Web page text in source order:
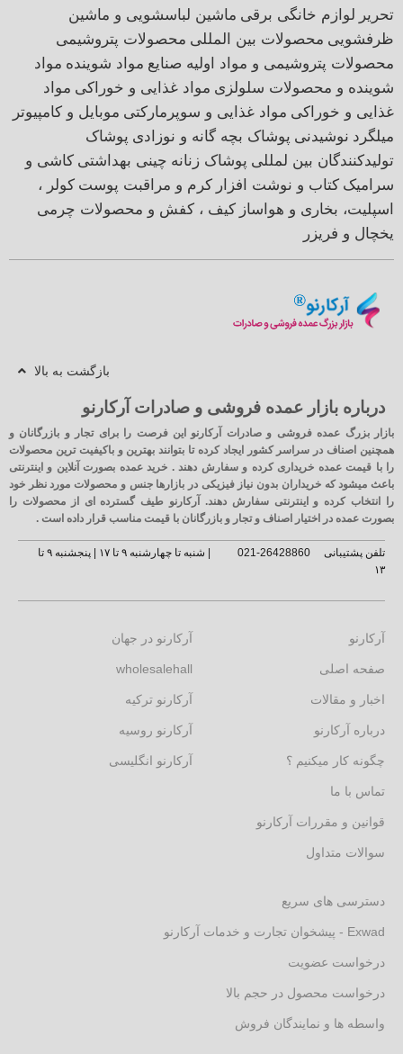
تحریر لوازم خانگی برقی ماشین لباسشویی و ماشین
ظرفشویی محصولات بین المللی محصولات پتروشیمی
محصولات پتروشیمی و مواد اولیه صنایع مواد شوینده مواد
شوینده و محصولات سلولزی مواد غذایی و خوراکی مواد
غذایی و خوراکی مواد غذایی و سوپرمارکتی موبایل و کامپیوتر
میلگرد نوشیدنی پوشاک بچه گانه و نوزادی پوشاک
تولیدکنندگان بین لمللی پوشاک زنانه چینی بهداشتی کاشی و
سرامیک کتاب و نوشت افزار کرم و مراقبت پوست کولر ،
اسپلیت، بخاری و هواساز کیف ، کفش و محصولات چرمی
یخچال و فریزر
بازگشت به بالا
درباره بازار عمده فروشی و صادرات آرکارنو
بازار بزرگ عمده فروشی و صادرات آرکارنو این فرصت را برای تجار و بازرگانان و
همچنین اصناف در سراسر کشور ایجاد کرده تا بتوانند بهترین و باکیفیت ترین محصولات
را با قیمت عمده خریداری کرده و سفارش دهند . خرید عمده بصورت آنلاین و اینترنتی
باعث میشود که خریداران بدون نیاز فیزیکی در بازارها جنس و محصولات مورد نظر خود
را انتخاب کرده و اینترنتی سفارش دهند. آرکارنو طیف گسترده ای از محصولات را
بصورت عمده در اختیار اصناف و تجار و بازرگانان با قیمت مناسب قرار داده است .
تلفن پشتیبانی 26428860-021
| شنبه تا چهارشنبه ۹ تا ۱۷ | پنجشنبه ۹ تا
۱۳
آرکارنو
صفحه اصلی
اخبار و مقالات
درباره آرکارنو
چگونه کار میکنیم ؟
تماس با ما
قوانین و مقررات آرکارنو
سوالات متداول
آرکارنو در جهان
wholesalehall
آرکارنو ترکیه
آرکارنو روسیه
آرکارنو انگلیسی
دسترسی های سریع
Exwad - پیشخوان تجارت و خدمات آرکارنو
درخواست عضویت
درخواست محصول در حجم بالا
واسطه ها و نمایندگان فروش